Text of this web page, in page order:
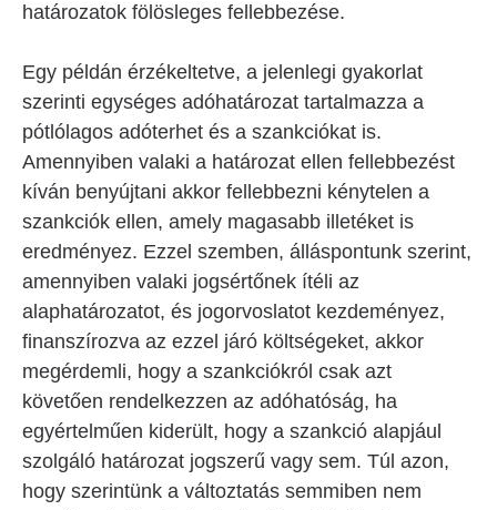
határozatok fölösleges fellebbezése.
Egy példán érzékeltetve, a jelenlegi gyakorlat
szerinti egységes adóhatározat tartalmazza a
pótlólagos adóterhet és a szankciókat is.
Amennyiben valaki a határozat ellen fellebbezést
kíván benyújtani akkor fellebbezni kénytelen a
szankciók ellen, amely magasabb illetéket is
eredményez. Ezzel szemben, álláspontunk szerint,
amennyiben valaki jogsértőnek ítéli az
alaphatározatot, és jogorvoslatot kezdeményez,
finanszírozva az ezzel járó költségeket, akkor
megérdemli, hogy a szankciókról csak azt
követően rendelkezzen az adóhatóság, ha
egyértelműen kiderült, hogy a szankció alapjául
szolgáló határozat jogszerű vagy sem. Túl azon,
hogy szerintünk a változtatás semmiben nem